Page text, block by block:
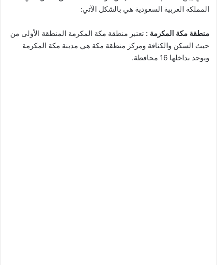
المملكة العربية السعودية هي بالشكل الآتي:
منطقة مكة المكرمة : تعتبر منطقة مكة المكرمة المنطقة الأولى من
حيث السكن والكثافة ومركز منطقة مكة هي مدينة مكة المكرمة
ويوجد بداخلها 16 محافظة.